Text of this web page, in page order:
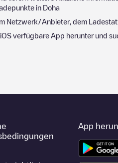
in Doha
Netzwerk/Anbieter, dem
verfügbare App herunter und
App